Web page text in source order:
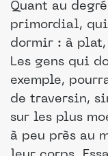
Quant au
primordial, qui
dormir : à plat,
Les gens qui
exemple,
de traversin,
sur les plus
à peu près au